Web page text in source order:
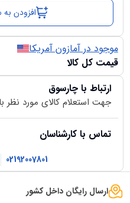
افزودن به
موجود در آمازون آمریکا
قیمت کل کالا
ارتباط با چارسوق
جهت استعلام کالای مورد نظر
تماس با کارشناسان
02192007801
ارسال رایگان داخل کشور